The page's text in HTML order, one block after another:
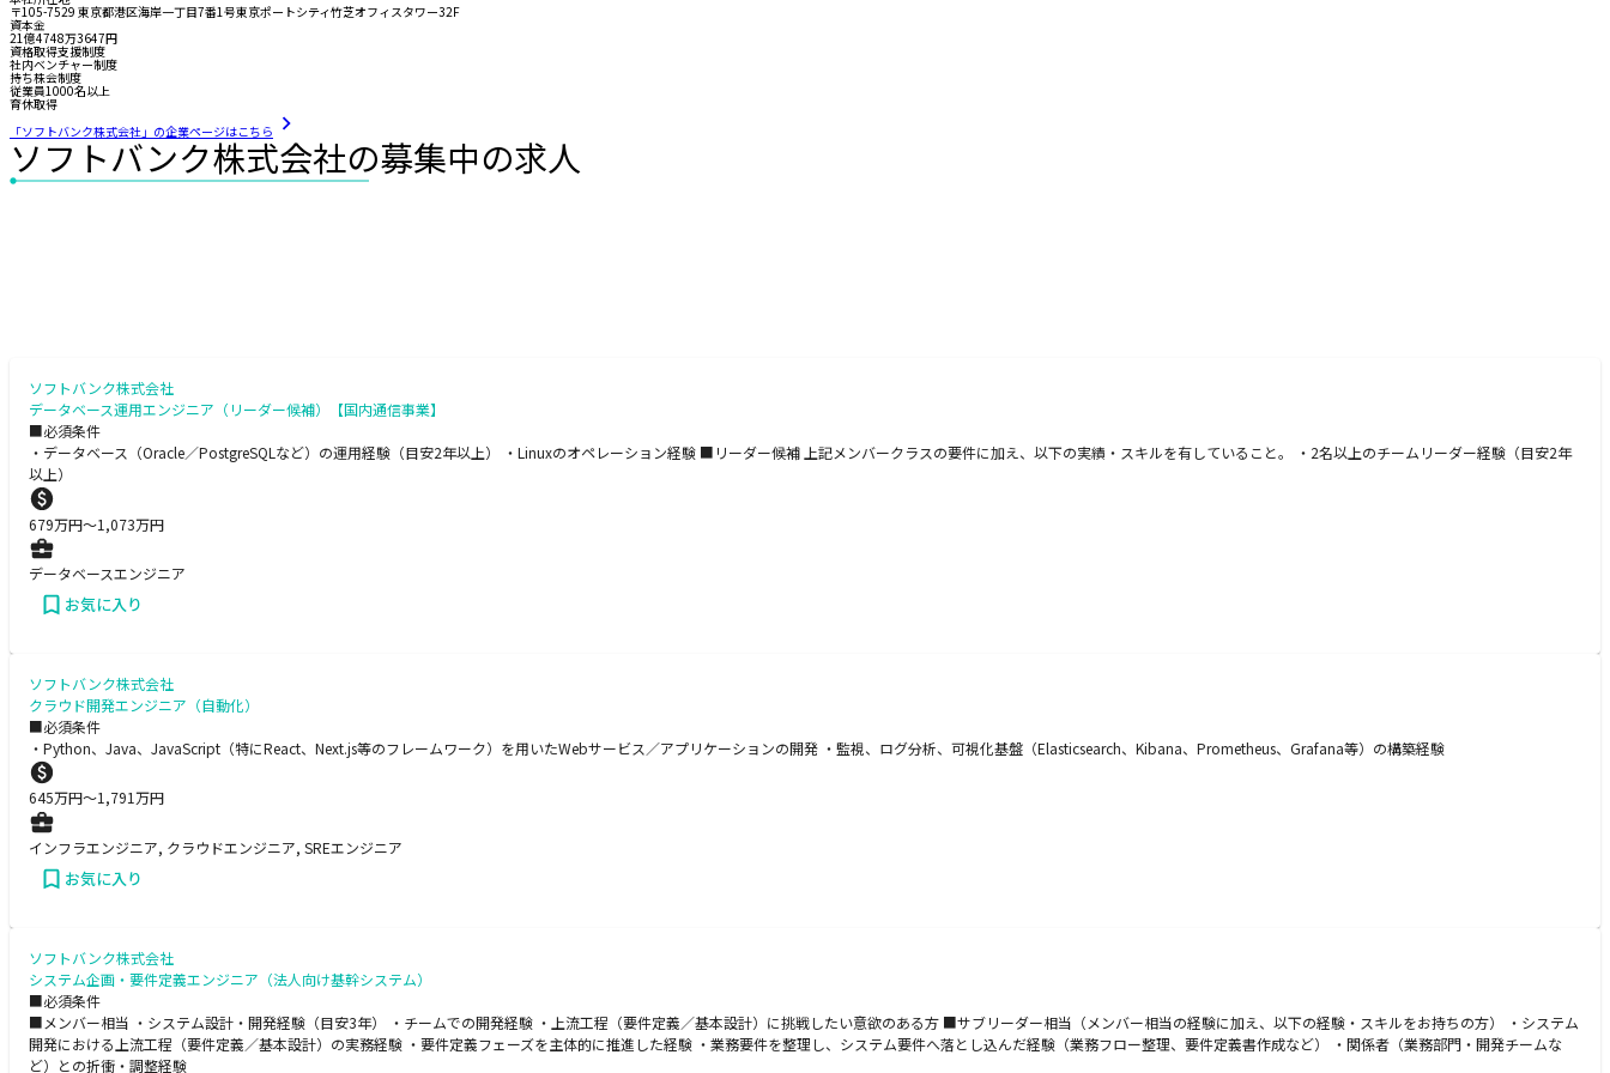
〒105-7529 東京都港区海岸一丁目7番1号東京ポートシティ竹芝オフィスタワー32F
資本金
21億4748万3647円
資格取得支援制度
社内ベンチャー制度
持ち株会制度
従業員1000名以上
育休取得
「ソフトバンク株式会社」の企業ページはこちら
ソフトバンク株式会社の募集中の求人
ソフトバンク株式会社
データベース運用エンジニア（リーダー候補）【国内通信事業】
■必須条件
・データベース（Oracle／PostgreSQLなど）の運用経験（目安2年以上） ・Linuxのオペレーション経験 ■リーダー候補 上記メンバークラスの要件に加え、以下の実績・スキルを有していること。 ・2名以上のチームリーダー経験（目安2年
以上）
679万円〜1,073万円
データベースエンジニア
お気に入り
ソフトバンク株式会社
クラウド開発エンジニア（自動化）
■必須条件
・Python、Java、JavaScript（特にReact、Next.js等のフレームワーク）を用いたWebサービス／アプリケーションの開発 ・監視、ログ分析、可視化基盤（Elasticsearch、Kibana、Prometheus、Grafana等）の構築経験
645万円〜1,791万円
インフラエンジニア, クラウドエンジニア, SREエンジニア
お気に入り
ソフトバンク株式会社
システム企画・要件定義エンジニア（法人向け基幹システム）
■必須条件
■メンバー相当 ・システム設計・開発経験（目安3年） ・チームでの開発経験 ・上流工程（要件定義／基本設計）に挑戦したい意欲のある方 ■サブリーダー相当（メンバー相当の経験に加え、以下の経験・スキルをお持ちの方） ・システム
開発における上流工程（要件定義／基本設計）の実務経験 ・要件定義フェーズを主体的に推進した経験 ・業務要件を整理し、システム要件へ落とし込んだ経験（業務フロー整理、要件定義書作成など） ・関係者（業務部門・開発チームな
ど）との折衝・調整経験